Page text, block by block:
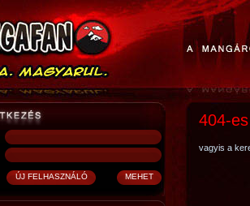
404-
vagyis a